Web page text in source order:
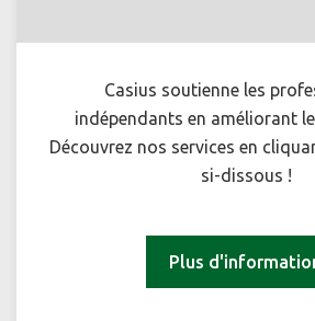
Casius soutienne les
indépendants en améliorant
Découvrez nos services en
si-dissous !
Plus